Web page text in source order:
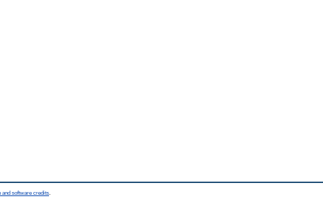
and software credits